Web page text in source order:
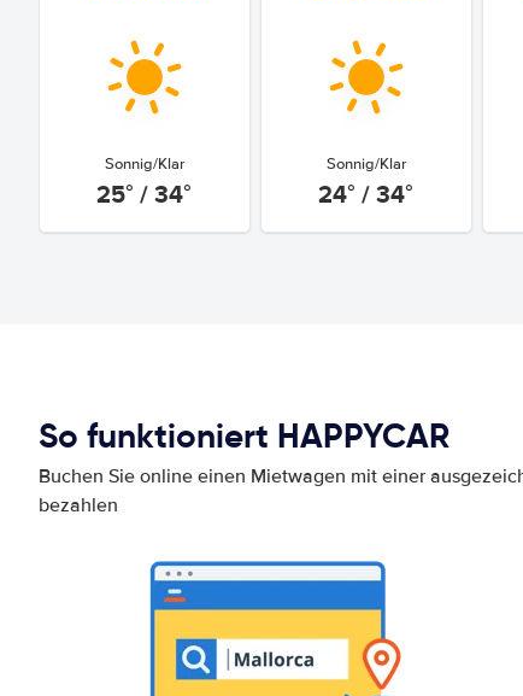
Sonnig/Klar
25° / 34°
Sonnig/Klar
24° / 34°
So funktioniert HAPPYCAR
Buchen Sie online einen Mietwagen mit einer
bezahlen